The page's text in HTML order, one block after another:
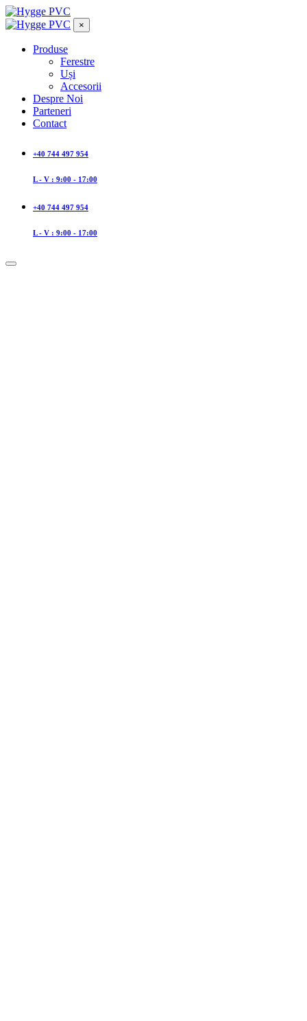
×
Produse
Ferestre
Uși
Accesorii
Despre Noi
Parteneri
Contact
+40 744 497 954
L - V : 9:00 - 17:00
+40 744 497 954
L - V : 9:00 - 17:00